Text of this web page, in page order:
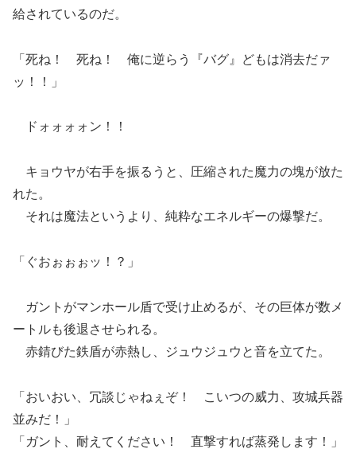
給されているのだ。
「死ね！ 死ね！ 俺に逆らう『バグ』どもは消去だァ
ッ！！」
ドォォォォン！！
キョウヤが右手を振るうと、圧縮された魔力の塊が放た
れた。
それは魔法というより、純粋なエネルギーの爆撃だ。
「ぐおぉぉぉッ！？」
ガントがマンホール盾で受け止めるが、その巨体が数メ
ートルも後退させられる。
赤錆びた鉄盾が赤熱し、ジュウジュウと音を立てた。
「おいおい、冗談じゃねぇぞ！ こいつの威力、攻城兵器
並みだ！」
「ガント、耐えてください！ 直撃すれば蒸発します！」